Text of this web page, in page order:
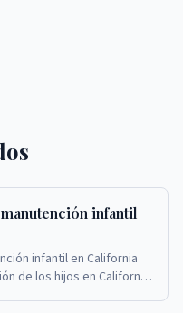
infantil
infantil en California
de los hijos en California,